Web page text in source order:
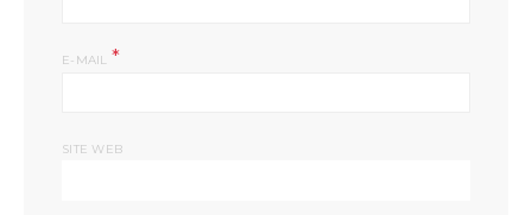
E-MAIL *
SITE WEB